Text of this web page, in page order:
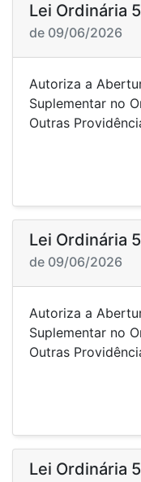
Lei Ordinária
de 09/06/2026
Autoriza a
Suplementar no
Outras
Lei Ordinária
de 09/06/2026
Autoriza a
Suplementar no
Outras
Lei Ordinária